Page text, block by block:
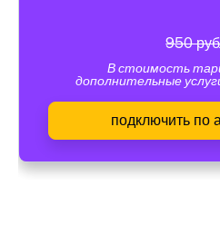
950
В стоимость
дополнительные
подключить по